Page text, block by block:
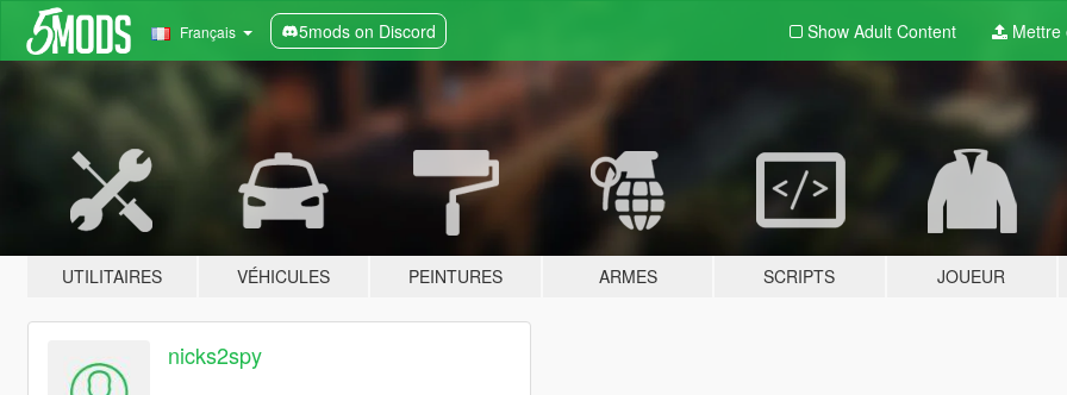
Français 5mods on Discord Show Adult Content Mettre
UTILITAIRES VÉHICULES PEINTURES ARMES SCRIPTS JOUEUR
nicks2spy